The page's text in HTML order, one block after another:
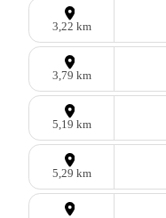
3,22 km
3,79 km
5,19 km
5,29 km